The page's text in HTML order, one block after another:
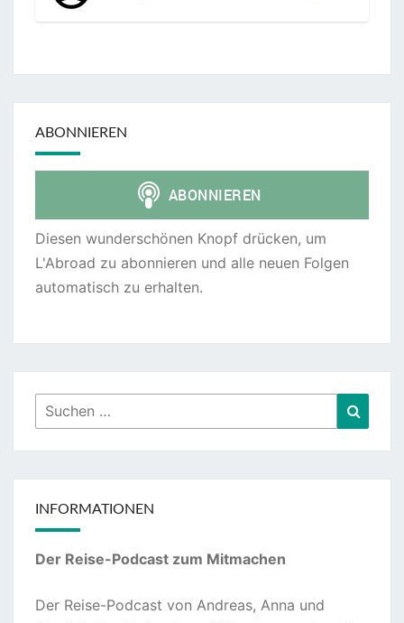
ABONNIEREN
Diesen wunderschönen Knopf drücken, um
L'Abroad zu abonnieren und alle neuen Folgen
automatisch zu erhalten.
Suchen
nach:
INFORMATIONEN
Der Reise-Podcast zum Mitmachen
Der Reise-Podcast von Andreas, Anna und